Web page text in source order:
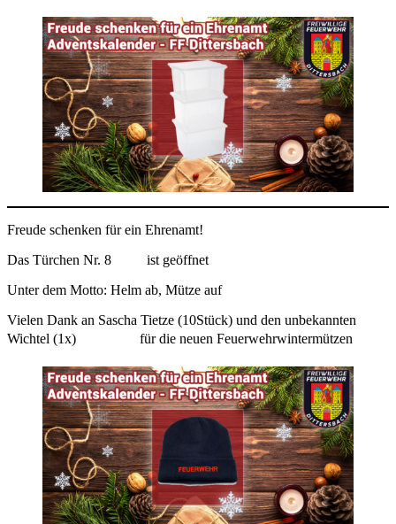
Freude schenken für ein Ehrenamt!
Das Türchen Nr. 8
ist geöffnet
Unter dem Motto: Helm ab, Mütze auf
Vielen Dank an Sascha Tietze (10Stück) und den unbekannten
Wichtel (1x)
für die neuen Feuerwehrwintermützen